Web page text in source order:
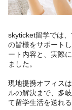
skyticket留学では
の皆様をサポート
ート内容と、実際
ました。
現地提携オフィス
ルの解決まで、多
て留学生活を送れ